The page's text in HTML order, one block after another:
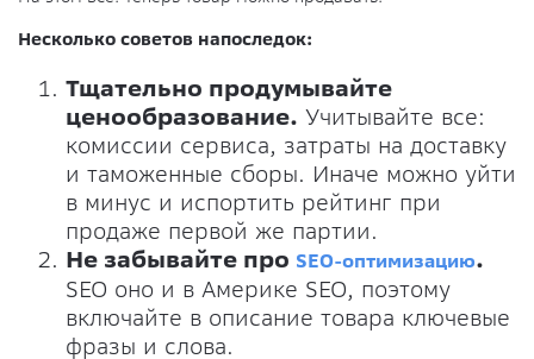
Несколько советов напоследок:
Тщательно продумывайте
ценообразование. Учитывайте все:
комиссии сервиса, затраты на доставку
и таможенные сборы. Иначе можно уйти
в минус и испортить рейтинг при
продаже первой же партии.
Не забывайте про SEO-оптимизацию.
SEO оно и в Америке SEO, поэтому
включайте в описание товара ключевые
фразы и слова.